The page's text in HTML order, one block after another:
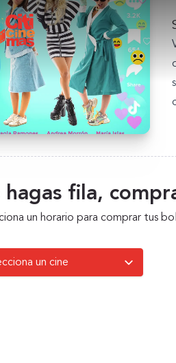
hagas fila,
un horario para comprar tus